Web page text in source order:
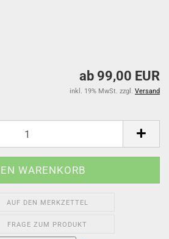
ab 99,00 EUR
inkl. 19% MwSt. zzgl. Versand
AUF DEN MERKZETTEL
FRAGE ZUM PRODUKT